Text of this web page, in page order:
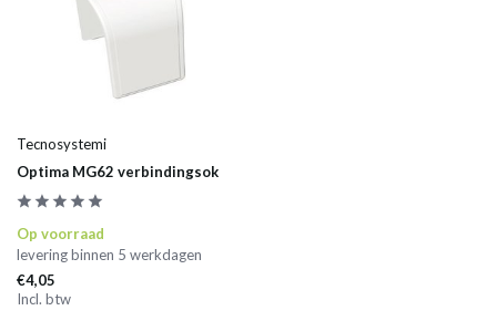
Tecnosystemi
Optima MG62 verbindingsok
Op voorraad
levering binnen 5 werkdagen
€4,05
Incl. btw